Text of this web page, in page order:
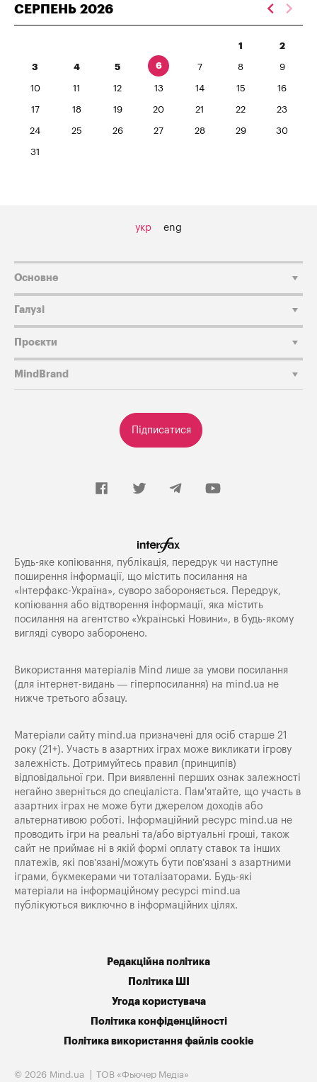
СЕРПЕНЬ 2026
1 2
3 4 5 6 7 8 9
10 11 12 13 14 15 16
17 18 19 20 21 22 23
24 25 26 27 28 29 30
31
укр eng
Підписатися
Основне
Галузі
Проєкти
MindBrand
Будь-яке копiювання, публiкацiя, передрук чи наступне
поширення iнформацiї, що мiстить посилання на
«Iнтерфакс-Україна», суворо забороняється. Передрук,
копіювання або відтворення інформації, яка містить
посилання на агентство «Українські Новини», в будь-якому
вигляді суворо заборонено.
Використання матеріалів Mind лише за умови посилання
(для інтернет-видань — гіперпосилання) на mind.ua не
нижче третього абзацу.
Матеріали сайту mind.ua призначені для осіб старше 21
року (21+). Участь в азартних іграх може викликати ігрову
залежність. Дотримуйтесь правил (принципів)
відповідальної гри. При виявленні перших ознак залежності
негайно зверніться до спеціаліста. Пам'ятайте, що участь в
азартних іграх не може бути джерелом доходів або
альтернативою роботі. Інформаційний ресурс mind.ua не
проводить ігри на реальні та/або віртуальні гроші, також
сайт не приймає ні в якій формі оплату ставок та інших
платежів, які пов’язані/можуть бути пов’язані з азартними
іграми, букмекерами чи тоталізаторами. Будь-які
матеріали на інформаційному ресурсі mind.ua
публікуються виключно в інформаційних цілях.
Редакційна політика
Політика ШІ
Угода користувача
Політика конфіденційності
Політика використання файлів cookie
© 2026 Mind.ua ТОВ «Фьючер Медiа»